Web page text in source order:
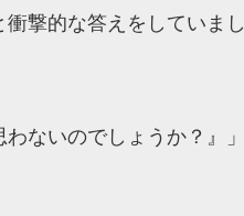
撃的な答えをしていまし
ないのでしょうか？』」